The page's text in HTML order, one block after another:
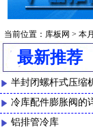
当前位置： 库板网 > 本
最新推荐
半封闭螺杆式压缩
冷库配件膨胀阀的
铝排管冷库